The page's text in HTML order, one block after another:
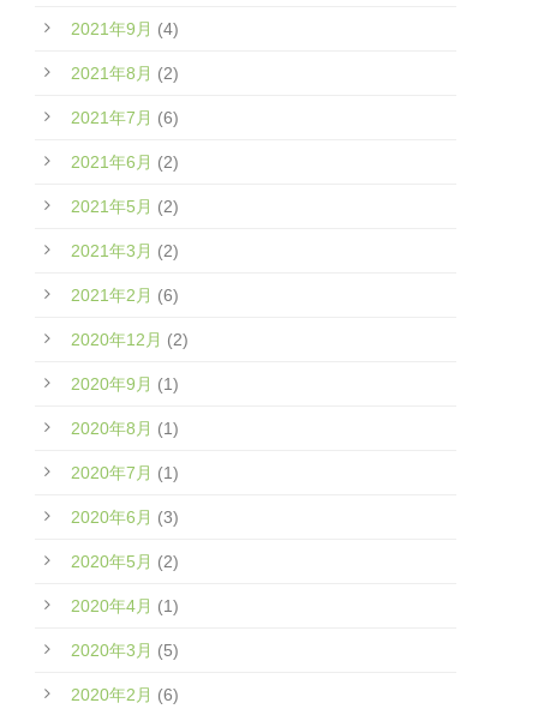
2021年9月 (4)
2021年8月 (2)
2021年7月 (6)
2021年6月 (2)
2021年5月 (2)
2021年3月 (2)
2021年2月 (6)
2020年12月 (2)
2020年9月 (1)
2020年8月 (1)
2020年7月 (1)
2020年6月 (3)
2020年5月 (2)
2020年4月 (1)
2020年3月 (5)
2020年2月 (6)